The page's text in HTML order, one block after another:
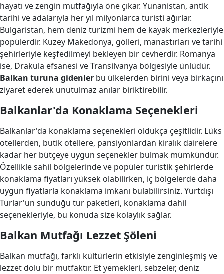
hayatı ve zengin mutfağıyla öne çıkar. Yunanistan, antik
tarihi ve adalarıyla her yıl milyonlarca turisti ağırlar.
Bulgaristan, hem deniz turizmi hem de kayak merkezleriyle
popülerdir. Kuzey Makedonya, gölleri, manastırları ve tarihi
şehirleriyle keşfedilmeyi bekleyen bir cevherdir. Romanya
ise, Drakula efsanesi ve Transilvanya bölgesiyle ünlüdür.
Balkan turuna gidenler bu ülkelerden birini veya birkaçını
ziyaret ederek unutulmaz anılar biriktirebilir.
Balkanlar'da Konaklama Seçenekleri
Balkanlar'da konaklama seçenekleri oldukça çeşitlidir. Lüks
otellerden, butik otellere, pansiyonlardan kiralık dairelere
kadar her bütçeye uygun seçenekler bulmak mümkündür.
Özellikle sahil bölgelerinde ve popüler turistik şehirlerde
konaklama fiyatları yüksek olabilirken, iç bölgelerde daha
uygun fiyatlarla konaklama imkanı bulabilirsiniz. Yurtdışı
Turlar'un sunduğu tur paketleri, konaklama dahil
seçenekleriyle, bu konuda size kolaylık sağlar.
Balkan Mutfağı Lezzet Şöleni
Balkan mutfağı, farklı kültürlerin etkisiyle zenginleşmiş ve
lezzet dolu bir mutfaktır. Et yemekleri, sebzeler, deniz